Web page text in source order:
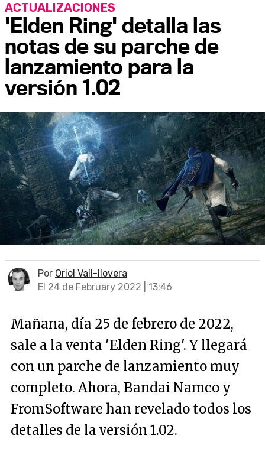
'Elden Ring' detalla las
notas de su parche de
lanzamiento para la
versión 1.02
ACTUALIZACIONES
Por Oriol Vall-llovera
El 24 de February 2022 | 13:46
Mañana, día 25 de febrero de 2022,
sale a la venta 'Elden Ring'. Y llegará
con un parche de lanzamiento muy
completo. Ahora, Bandai Namco y
FromSoftware han revelado todos los
detalles de la versión 1.02.